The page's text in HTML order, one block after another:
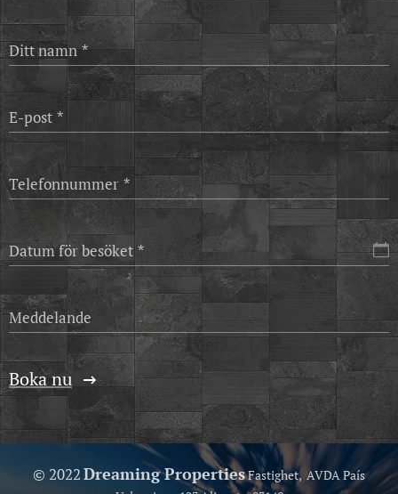
Ditt namn
E-post
Telefonnummer
Datum för besöket
Meddelande
Boka nu
© 2022Dreaming PropertiesFastighet, AVDA País